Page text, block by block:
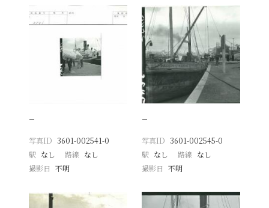
−
写真ID 3601-002541-0
駅 なし 路線 なし
撮影日
不明
−
写真ID 3601-002545-0
駅 なし 路線 なし
撮影日 不明